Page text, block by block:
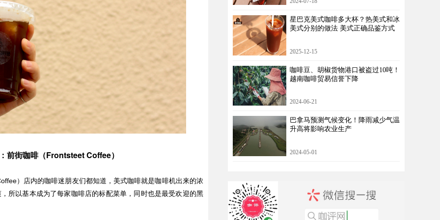
前街咖啡（Frontsteet Coffee）
）店内的咖啡迷朋友们都知道，美式咖啡就是咖啡机出来的浓
所以基本成为了每家咖啡店的标配菜单，同时也是最受欢迎的黑
星巴克美式咖啡多大杯？热美式和冰
美式分别的做法 美式正确品鉴方式
2025-12-15
咖啡豆、胡椒货物港口被盗过10吨！
越南咖啡贸易信誉下降
2024-06-21
​巴拿马预测气候变化！降雨减少气温
升高将影响农业生产
2024-05-01